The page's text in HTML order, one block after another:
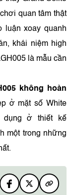
Grand Seiko
quan tâm thật
xoay quanh
khái niệm high
là mẫu cần
ở mặt số White
ở thiết kế